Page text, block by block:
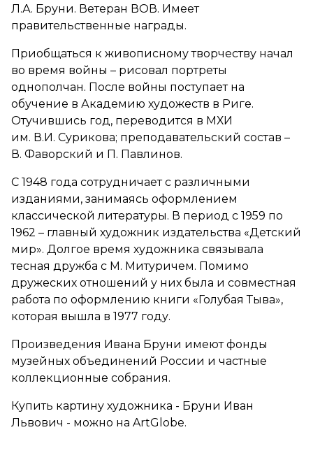
Л.А. Бруни. Ветеран ВОВ. Имеет
правительственные награды.
Приобщаться к живописному творчеству начал
во время войны – рисовал портреты
однополчан. После войны поступает на
обучение в Академию художеств в Риге.
Отучившись год, переводится в МХИ
им. В.И. Сурикова; преподавательский состав –
В. Фаворский и П. Павлинов.
С 1948 года сотрудничает с различными
изданиями, занимаясь оформлением
классической литературы. В период с 1959 по
1962 – главный художник издательства «Детский
мир». Долгое время художника связывала
тесная дружба с М. Митуричем. Помимо
дружеских отношений у них была и совместная
работа по оформлению книги «Голубая Тыва»,
которая вышла в 1977 году.
Произведения Ивана Бруни имеют фонды
музейных объединений России и частные
коллекционные собрания.
Купить картину художника - Бруни Иван
Львович - можно на ArtGlobe.